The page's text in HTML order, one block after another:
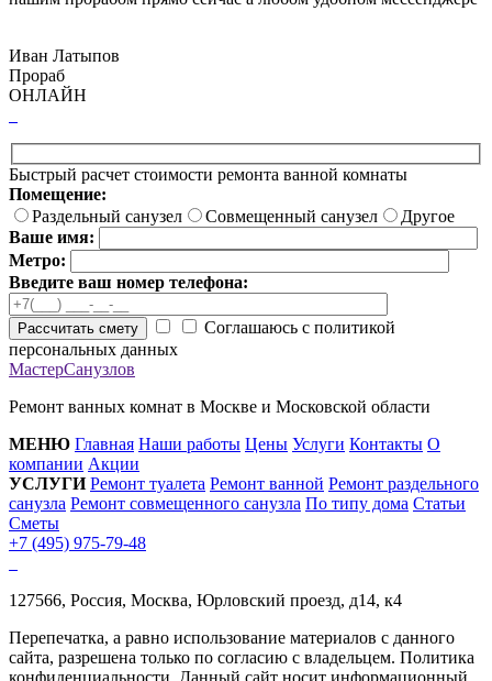
Иван Латыпов
Прораб
ОНЛАЙН
Быстрый расчет стоимости ремонта ванной комнаты
Помещение:
Раздельный санузел
Совмещенный санузел
Другое
Ваше имя:
Метро:
Введите ваш номер телефона:
Рассчитать смету
Соглашаюсь с политикой
персональных данных
МастерСанузлов
Ремонт ванных комнат в Москве и Московской области
МЕНЮ Главная Наши работы Цены Услуги Контакты О
компании Акции
УСЛУГИ Ремонт туалета Ремонт ванной Ремонт раздельного
санузла Ремонт совмещенного санузла По типу дома Статьи
Сметы
+7 (495) 975-79-48
127566, Россия, Москва, Юрловский проезд, д14, к4
Перепечатка, а равно использование материалов с данного
сайта, разрешена только по согласию с владельцем. Политика
конфиденциальности. Данный сайт носит информационный